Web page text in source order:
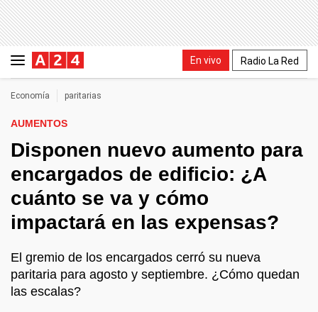
En vivo Radio La Red
Economía paritarias
AUMENTOS
Disponen nuevo aumento para
encargados de edificio: ¿A
cuánto se va y cómo
impactará en las expensas?
El gremio de los encargados cerró su nueva
paritaria para agosto y septiembre. ¿Cómo quedan
las escalas?